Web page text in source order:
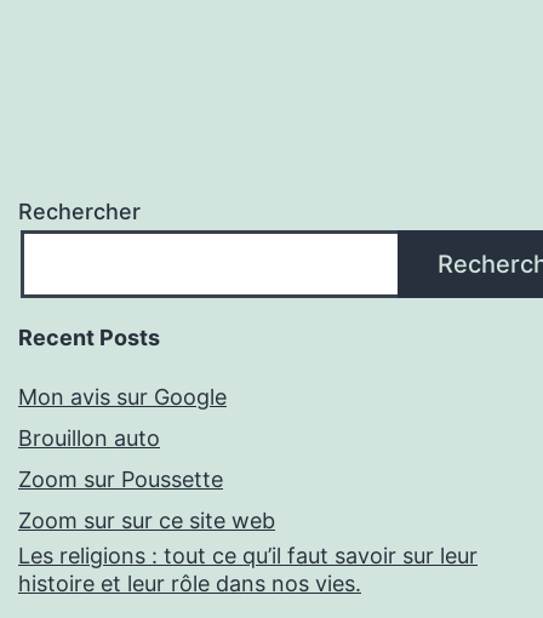
Rechercher
Recent Posts
Mon avis sur Google
Brouillon auto
Zoom sur Poussette
Zoom sur sur ce site web
Les religions : tout ce qu’il faut savoir sur leur
histoire et leur rôle dans nos vies.